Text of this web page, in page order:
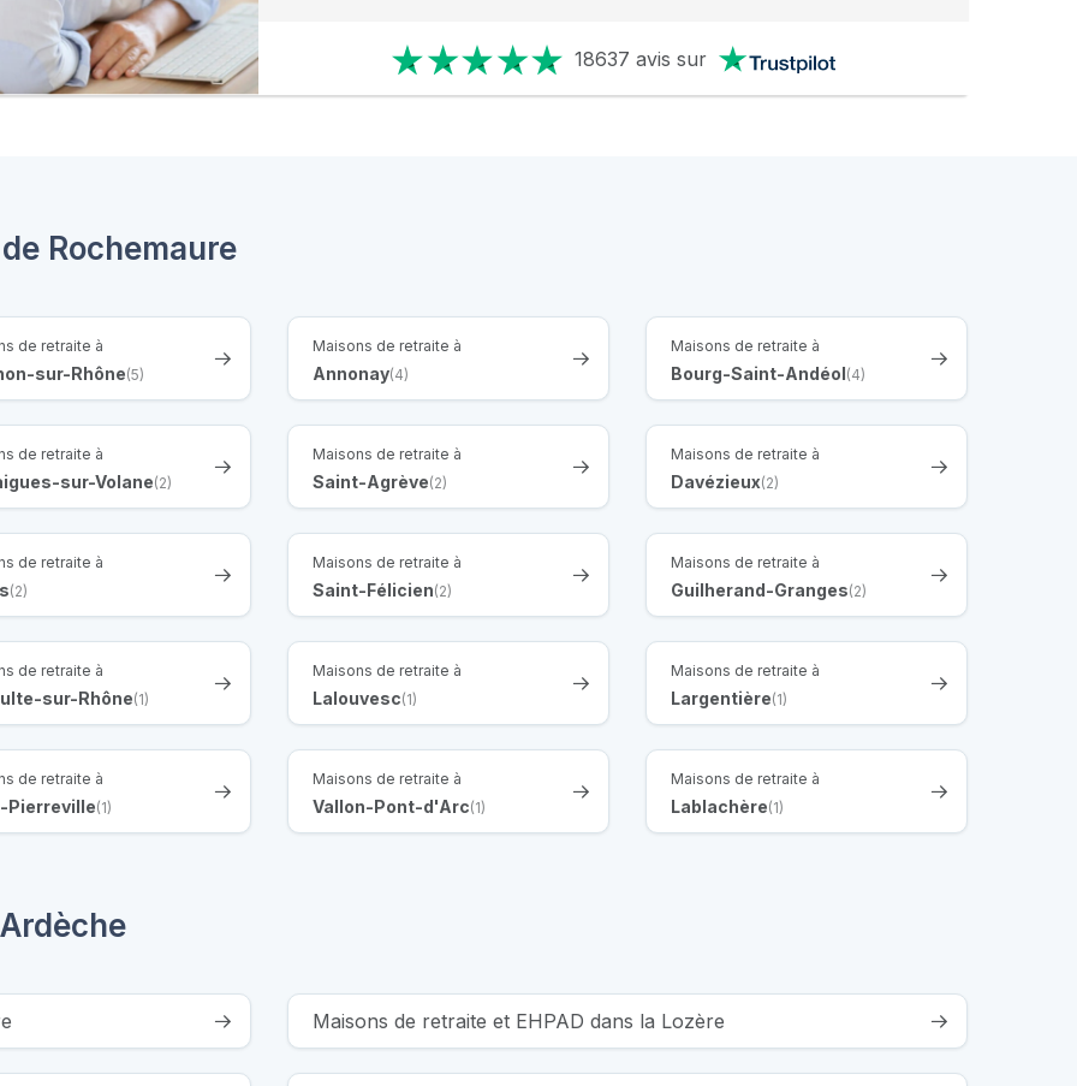
18637 avis sur
Rochemaure
de retraite à
sur-Rhône(5)
Maisons de retraite à
Annonay(4)
Maisons de retraite à
Bourg-Saint-Andéol(4)
de retraite à
sur-Volane(2)
Maisons de retraite à
Saint-Agrève(2)
Maisons de retraite à
Davézieux(2)
de retraite à
(2)
Maisons de retraite à
Saint-Félicien(2)
Maisons de retraite à
Guilherand-Granges(2)
de retraite à
sur-Rhône(1)
Maisons de retraite à
Lalouvesc(1)
Maisons de retraite à
Largentière(1)
de retraite à
Pierreville(1)
Maisons de retraite à
Vallon-Pont-d'Arc(1)
Maisons de retraite à
Lablachère(1)
Maisons de retraite et EHPAD dans la Lozère